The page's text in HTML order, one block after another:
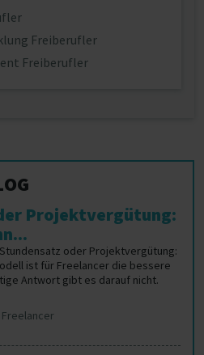
Freiberufler
Freiberufler
Projektvergütung:
oder Projektvergütung:
ist für Freelancer die bessere
Antwort gibt es darauf nicht.